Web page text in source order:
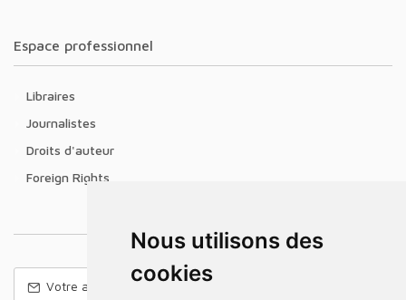
Nous utilisons des
cookies
Espace professionnel
Libraires
Journalistes
Droits d'auteur
Foreign Rights